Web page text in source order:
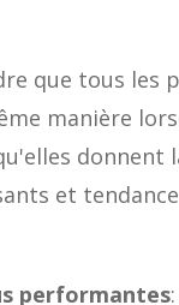
que tous
manière
et
performantes